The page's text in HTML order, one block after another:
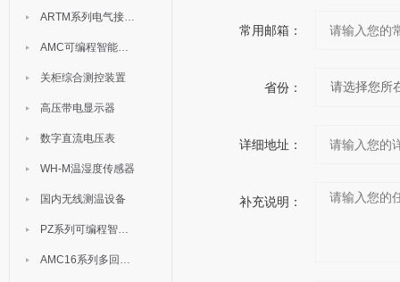
ARTM系列电气接点测温装置
AMC可编程智能电测表
关柜综合测控装置
高压带电显示器
数字直流电压表
WH-M温湿度传感器
国内无线测温设备
PZ系列可编程智能表
AMC16系列多回路监控装置
常用邮箱：
省份：
详细地址：
补充说明：